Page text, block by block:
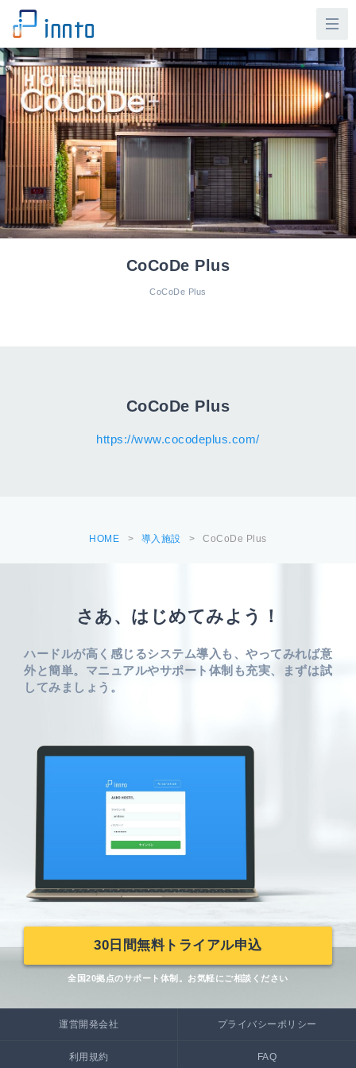
CoCoDe Plus
CoCoDe Plus
CoCoDe Plus
https://www.cocodeplus.com/
HOME > 導入施設 > CoCoDe Plus
さあ、はじめてみよう！
ハードルが高く感じるシステム導入も、やってみれば意
外と簡単。 マニュアルやサポート体制も充実、まずは試
してみましょう。
30日間無料トライアル申込
全国20拠点のサポート体制。 お気軽にご相談ください
運営開発会社 プライバシーポリシー
利用規約 FAQ